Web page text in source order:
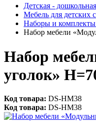
Детская -
Мебель для детских
Наборы и комплекты
Набор мебели
Набор
уголок»
Код товара: DS-НМ38
Код товара: DS-НМ38